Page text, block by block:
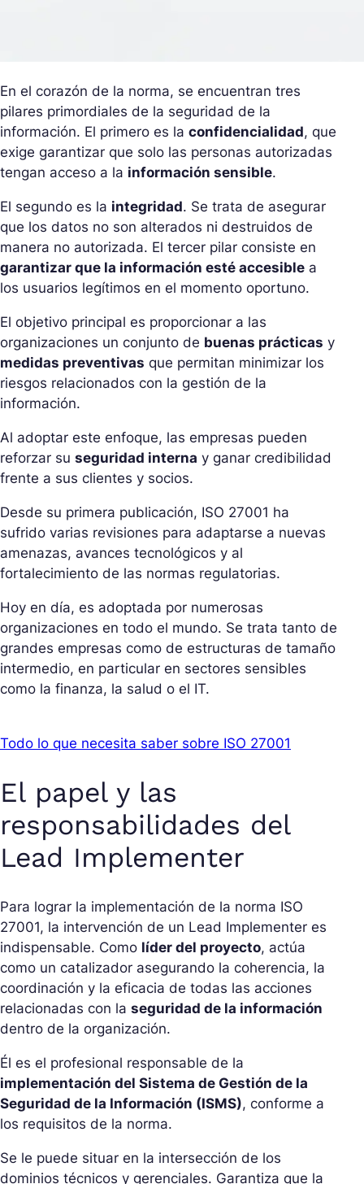
En el corazón de la norma, se encuentran tres
pilares primordiales de la seguridad de la
información. El primero es la confidencialidad, que
exige garantizar que solo las personas autorizadas
tengan acceso a la información sensible.
El segundo es la integridad. Se trata de asegurar
que los datos no son alterados ni destruidos de
manera no autorizada. El tercer pilar consiste en
garantizar que la información esté accesible a
los usuarios legítimos en el momento oportuno.
El objetivo principal es proporcionar a las
organizaciones un conjunto de buenas prácticas y
medidas preventivas que permitan minimizar los
riesgos relacionados con la gestión de la
información.
Al adoptar este enfoque, las empresas pueden
reforzar su seguridad interna y ganar credibilidad
frente a sus clientes y socios.
Desde su primera publicación, ISO 27001 ha
sufrido varias revisiones para adaptarse a nuevas
amenazas, avances tecnológicos y al
fortalecimiento de las normas regulatorias.
Hoy en día, es adoptada por numerosas
organizaciones en todo el mundo. Se trata tanto de
grandes empresas como de estructuras de tamaño
intermedio, en particular en sectores sensibles
como la finanza, la salud o el IT.
Todo lo que necesita saber sobre ISO 27001
El papel y las
responsabilidades del
Lead Implementer
Para lograr la implementación de la norma ISO
27001, la intervención de un Lead Implementer es
indispensable. Como líder del proyecto, actúa
como un catalizador asegurando la coherencia, la
coordinación y la eficacia de todas las acciones
relacionadas con la seguridad de la información
dentro de la organización.
Él es el profesional responsable de la
implementación del Sistema de Gestión de la
Seguridad de la Información (ISMS), conforme a
los requisitos de la norma.
Se le puede situar en la intersección de los
dominios técnicos y gerenciales. Garantiza que la